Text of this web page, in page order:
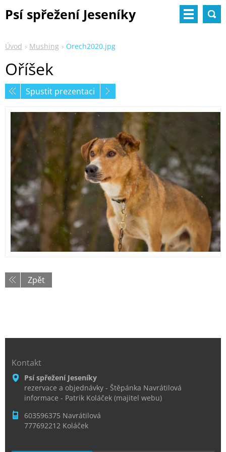
Psí spřežení Jeseníky
Úvod Mushing Orech2020.jpg
Oříšek
Spustit prezentaci
Zpět
Kontakt
Psí spřežení Jeseníky
rezervace a objednávky - Štěpánka Navrátilová
informace - Patrik Koláček (majitel webu)
603596375 Navrátilová
777692212 Koláček